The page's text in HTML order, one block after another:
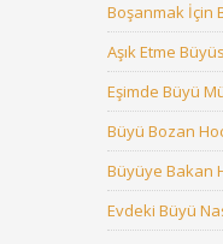
Boşanmak İçin
Aşık Etme
Eşimde Büyü
Büyü Bozan
Büyüye Bakan
Evdeki Büyü